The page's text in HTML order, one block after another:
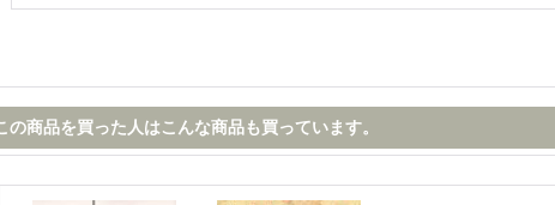
の商品を買った人はこんな商品も買っています。